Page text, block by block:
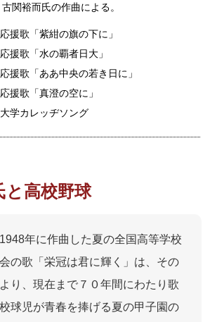
関裕而氏の作曲による。
援歌「紫紺の旗の下に」
援歌「水の覇者日大」
援歌「ああ中央の若き日に」
援歌「真澄の空に」
学カレッヂソング
と高校野球
年に作曲した夏の全国高等学校
の歌「栄冠は君に輝く」は、その
り、現在まで７０年間にわたり歌
球児が青春を捧げる夏の甲子園の